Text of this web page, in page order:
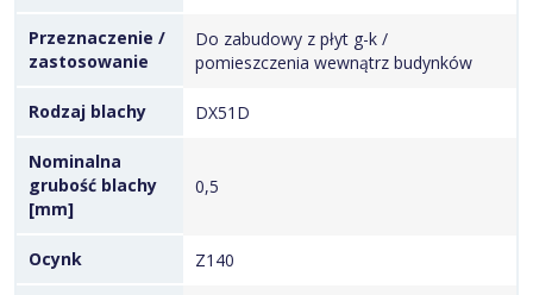
Przeznaczenie /
zastosowanie
Do zabudowy z płyt g-k /
pomieszczenia wewnątrz budynków
Rodzaj blachy DX51D
Nominalna
grubość blachy
[mm]
0,5
Ocynk Z140